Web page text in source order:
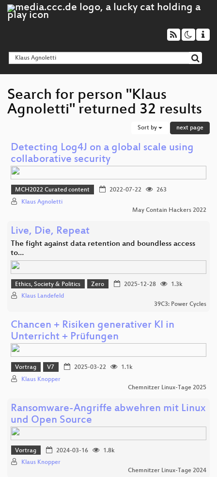
Search for person "Klaus
Agnoletti" returned 32 results
Sort by next page
Detecting Log4J on a global scale using
collaborative security
MCH2022 Curated content 2022-07-22
263
Klaus Agnoletti
May Contain Hackers 2022
Live, Die, Repeat
The fight against data retention and boundless access
to…
Ethics, Society & Politics Zero 2025-12-28
1.3k
Klaus Landefeld
39C3: Power Cycles
Chancen + Risiken generativer KI in
Unterricht + Prüfungen
Vortrag V7 2025-03-22
1.1k
Klaus Knopper
Chemnitzer Linux-Tage 2025
Ransomware-Angriffe abwehren mit Linux
und Open Source
Vortrag 2024-03-16
1.8k
Klaus Knopper
Chemnitzer Linux-Tage 2024